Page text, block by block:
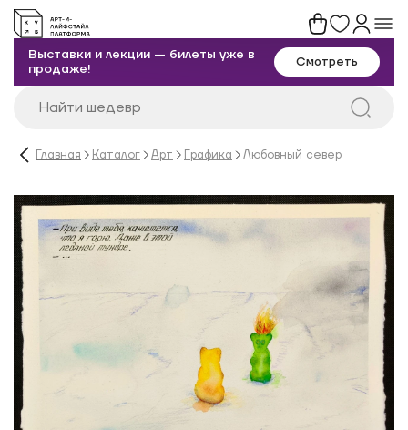
Выставки и лекции — билеты уже в
продаже!
Смотреть
Главная Каталог Арт Графика Любовный север